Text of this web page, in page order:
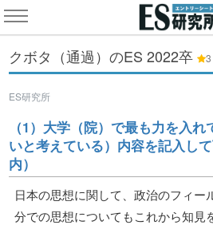
クボタ（通過）のES 2022卒 3
ES研究所
（1）大学（院）で最も力を入
いと考えている）内容を記入し
内）
日本の思想に関して、政治のフィー
分での思想についてもこれから知見